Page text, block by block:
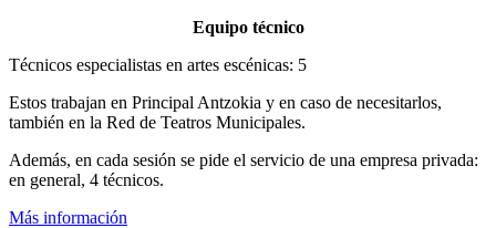
Equipo técnico
Técnicos especialistas en artes escénicas: 5
Estos trabajan en Principal Antzokia y en caso de necesitarlos,
también en la Red de Teatros Municipales.
Además, en cada sesión se pide el servicio de una empresa privada:
en general, 4 técnicos.
Más información